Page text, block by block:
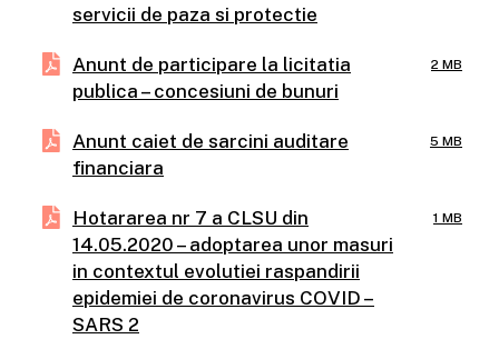
servicii de paza si protectie
Anunt de participare la licitatia
publica – concesiuni de bunuri
2 MB
Anunt caiet de sarcini auditare
financiara
5 MB
Hotararea nr 7 a CLSU din
14.05.2020 – adoptarea unor masuri
in contextul evolutiei raspandirii
epidemiei de coronavirus COVID –
SARS 2
1 MB